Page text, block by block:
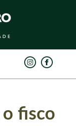
o fisco